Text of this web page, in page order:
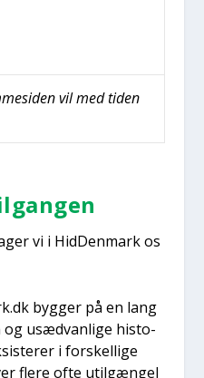
vil med tiden
vi i Hid­Den­mark os
byg­ger på en lang
usæd­van­li­ge histo­
i for­skel­li­ge
fle­re ofte util­gæn­ge­l